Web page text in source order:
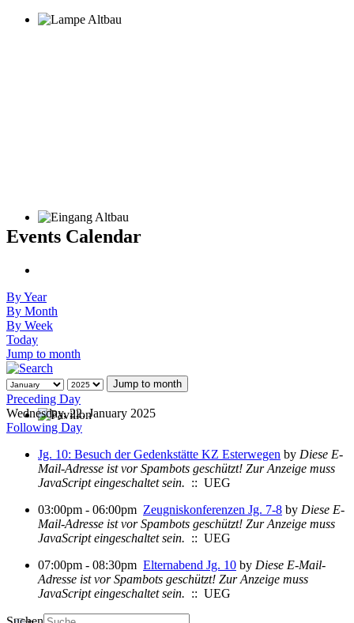
Events Calendar
By Year
By Month
By Week
Today
Jump to month
Jump to month
Preceding Day
Wednesday, 22. January 2025
Following Day
Jg. 10: Besuch der Gedenkstätte KZ Esterwegen by Diese E-
Mail-Adresse ist vor Spambots geschützt! Zur Anzeige muss
JavaScript eingeschaltet sein. :: UEG
03:00pm - 06:00pm Zeugniskonferenzen Jg. 7-8 by Diese E-
Mail-Adresse ist vor Spambots geschützt! Zur Anzeige muss
JavaScript eingeschaltet sein. :: UEG
07:00pm - 08:30pm Elternabend Jg. 10 by Diese E-Mail-
Adresse ist vor Spambots geschützt! Zur Anzeige muss
JavaScript eingeschaltet sein. :: UEG